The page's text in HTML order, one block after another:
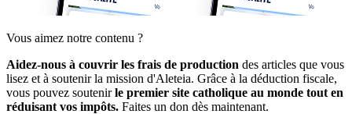
Vous aimez notre contenu ?
Aidez-nous à couvrir les frais de production des articles que vous
lisez et à soutenir la mission d'Aleteia. Grâce à la déduction fiscale,
vous pouvez soutenirle premier site catholique au monde tout en
réduisant vos impôts. Faites un don dès maintenant.